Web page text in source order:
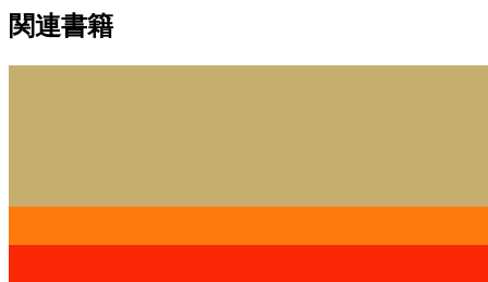
関連書籍